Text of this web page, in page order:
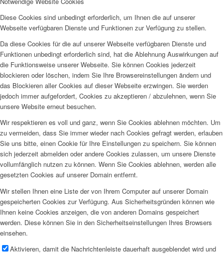
Diese Cookies sind unbedingt erforderlich, um Ihnen die auf unserer
Webseite verfügbaren Dienste und Funktionen zur Verfügung zu stellen.
Da diese Cookies für die auf unserer Webseite verfügbaren Dienste und
Funktionen unbedingt erforderlich sind, hat die Ablehnung Auswirkungen auf
die Funktionsweise unserer Webseite. Sie können Cookies jederzeit
blockieren oder löschen, indem Sie Ihre Browsereinstellungen ändern und
das Blockieren aller Cookies auf dieser Webseite erzwingen. Sie werden
jedoch immer aufgefordert, Cookies zu akzeptieren / abzulehnen, wenn Sie
unsere Website erneut besuchen.
Wir respektieren es voll und ganz, wenn Sie Cookies ablehnen möchten. Um
zu vermeiden, dass Sie immer wieder nach Cookies gefragt werden, erlauben
Sie uns bitte, einen Cookie für Ihre Einstellungen zu speichern. Sie können
sich jederzeit abmelden oder andere Cookies zulassen, um unsere Dienste
vollumfänglich nutzen zu können. Wenn Sie Cookies ablehnen, werden alle
gesetzten Cookies auf unserer Domain entfernt.
Wir stellen Ihnen eine Liste der von Ihrem Computer auf unserer Domain
gespeicherten Cookies zur Verfügung. Aus Sicherheitsgründen können wie
Ihnen keine Cookies anzeigen, die von anderen Domains gespeichert
werden. Diese können Sie in den Sicherheitseinstellungen Ihres Browsers
einsehen.
Aktivieren, damit die Nachrichtenleiste dauerhaft ausgeblendet wird und